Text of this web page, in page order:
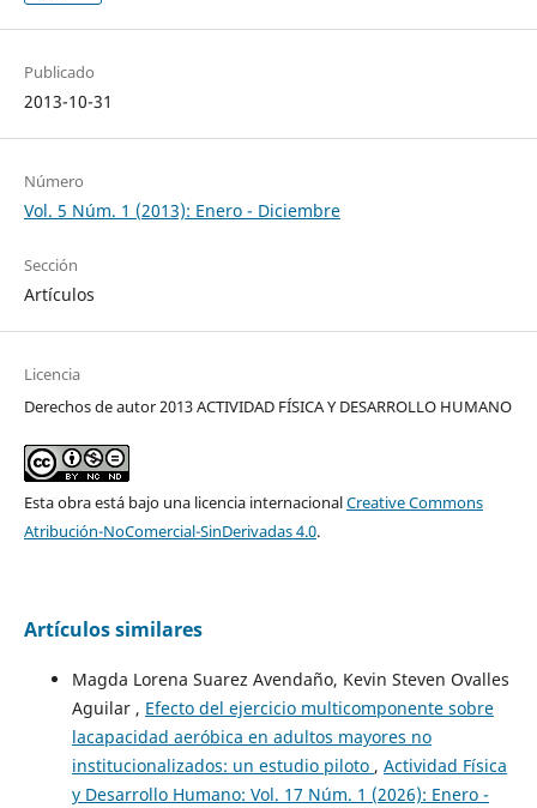
Publicado
2013-10-31
Número
Vol. 5 Núm. 1 (2013): Enero - Diciembre
Sección
Artículos
Licencia
Derechos de autor 2013 ACTIVIDAD FÍSICA Y DESARROLLO HUMANO
Esta obra está bajo una licencia internacionalCreative Commons
Atribución-NoComercial-SinDerivadas 4.0.
Artículos similares
Magda Lorena Suarez Avendaño, Kevin Steven Ovalles
Aguilar , Efecto del ejercicio multicomponente sobre
lacapacidad aeróbica en adultos mayores no
institucionalizados: un estudio piloto , Actividad Física
y Desarrollo Humano: Vol. 17 Núm. 1 (2026): Enero -